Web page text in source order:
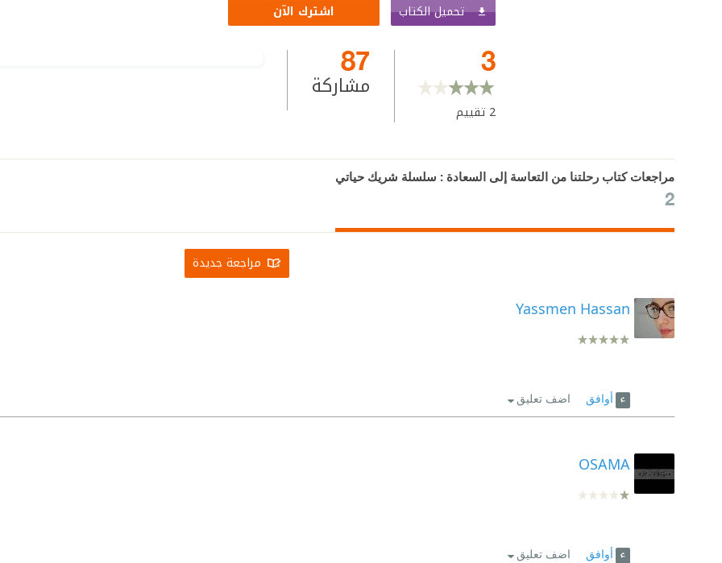
تحميل الكتاب اشترك الآن
3
2 تقييم
87
مشاركة
مراجعات كتاب رحلتنا من التعاسة إلى السعادة : سلسلة شريك حياتي
2
مراجعة جديدة
Yassmen Hassan
أوافق اضف تعليق
OSAMA
أوافق اضف تعليق